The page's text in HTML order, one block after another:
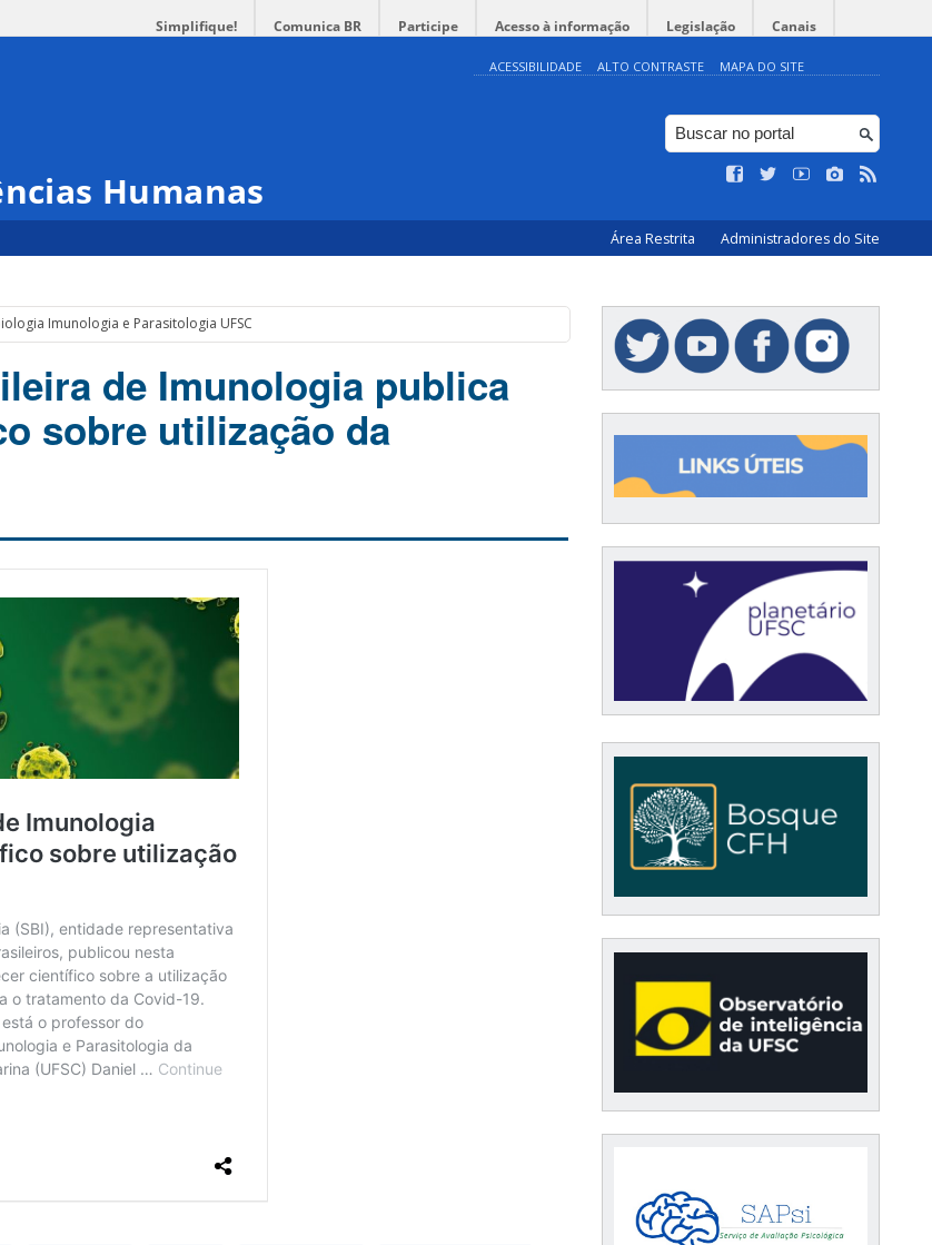
Simplifique! Comunica BR Participe Acesso à informação Legislação Canais
ACESSIBILIDADE ALTO CONTRASTE MAPA DO SITE
Humanas
Área Restrita Administradores do Site
Imunologia e Parasitologia UFSC
de Imunologia publica
sobre utilização da